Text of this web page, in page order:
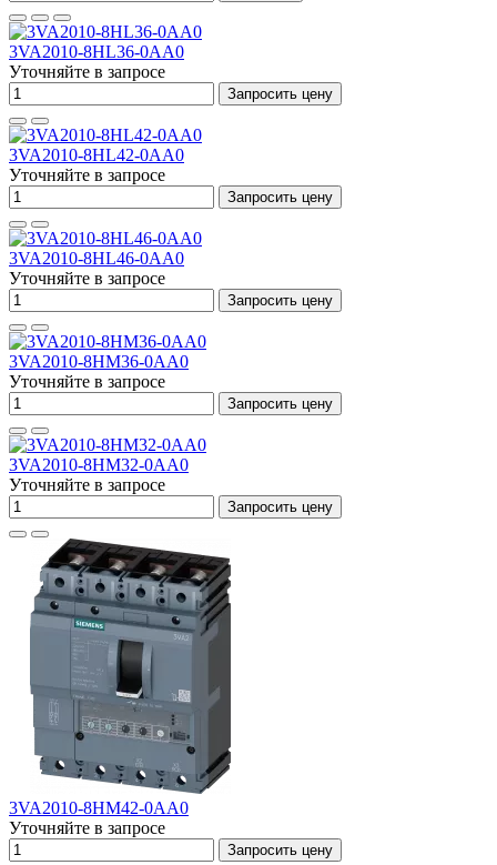
3VA2010-8HL36-0AA0
Уточняйте в запросе
Запросить цену
3VA2010-8HL42-0AA0
Уточняйте в запросе
Запросить цену
3VA2010-8HL46-0AA0
Уточняйте в запросе
Запросить цену
3VA2010-8HM36-0AA0
Уточняйте в запросе
Запросить цену
3VA2010-8HM32-0AA0
Уточняйте в запросе
Запросить цену
3VA2010-8HM42-0AA0
Уточняйте в запросе
Запросить цену